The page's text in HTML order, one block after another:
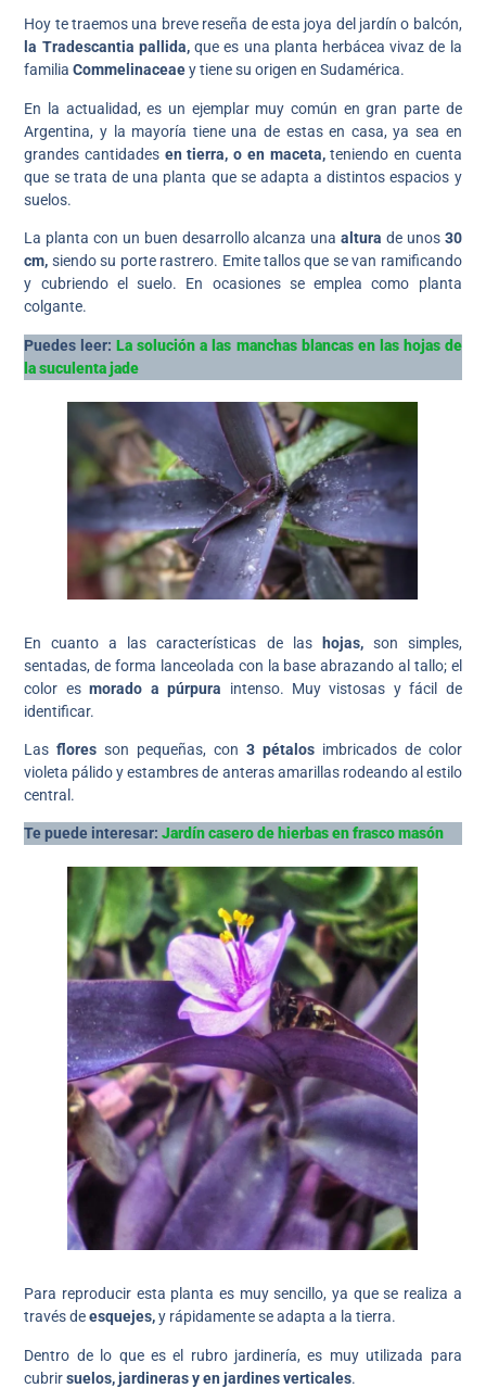
Hoy te traemos una breve reseña de esta joya del jardín o balcón,
la Tradescantia pallida,que es una planta herbácea vivaz de la
familiaCommelinaceaey tiene su origen en Sudamérica.
En la actualidad, es un ejemplar muy común en gran parte de
Argentina, y la mayoría tiene una de estas en casa, ya sea en
grandes cantidades en tierra, o en maceta,teniendo en cuenta
que se trata de una planta que se adapta a distintos espacios y
suelos.
La planta con un buen desarrollo alcanza unaaltura de unos30
cm, siendo su porte rastrero. Emite tallos que se van ramificando
y cubriendo el suelo. En ocasiones se emplea como planta
colgante.
Puedes leer:La solución a las manchas blancas en las hojas de
la suculenta jade
En cuanto a las características de las hojas, son simples,
sentadas, de forma lanceolada con la base abrazando al tallo; el
color esmorado a púrpura intenso. Muy vistosas y fácil de
identificar.
Lasfloresson pequeñas, con 3 pétalosimbricados de color
violeta pálido y estambres de anteras amarillas rodeando al estilo
central.
Te puede interesar:Jardín casero de hierbas en frasco masón
Para reproducir esta planta es muy sencillo, ya que se realiza a
través deesquejes,y rápidamente se adapta a la tierra.
Dentro de lo que es el rubro jardinería, es muy utilizada para
cubrirsuelos, jardineras y en jardines verticales.